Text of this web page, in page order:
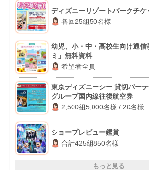
ディズニーリゾートパークチケ
各回25組50名様
幼児、小・中・高校生向け通信
ミ」無料資料
希望者全員
東京ディズニーシー 貸切パー
グループ国内線往復航空券
2,500組5,000名様 / 20名様
ショープレビュー鑑賞
合計425組850名様
もっと見る